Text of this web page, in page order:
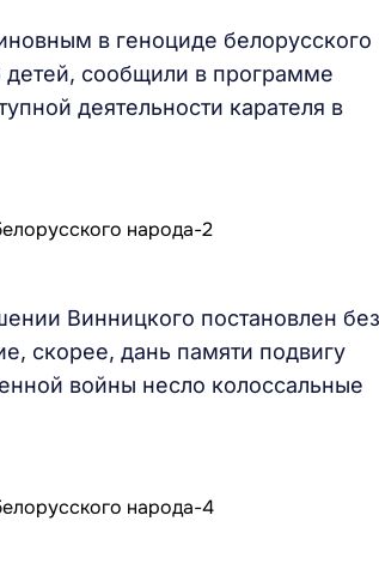
в геноциде белорусского
детей, сообщили в программе
деятельности карателя в
Винницкого постановлен без
скорее, дань памяти подвигу
войны несло колоссальные